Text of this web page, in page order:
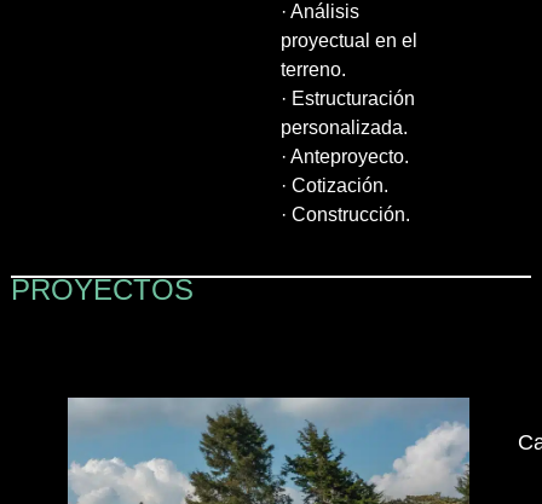
· Análisis
proyectual en el
terreno.
· Estructuración
personalizada.
· Anteproyecto.
· Cotización.
· Construcción.
PROYECTOS